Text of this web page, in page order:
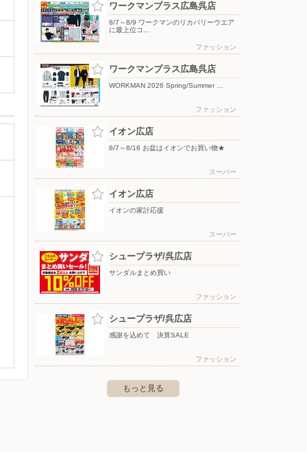
ワークマンプラス広島呉店
8/7～8/9 ワークマンのリカバリーウエア
に最上位コ…
ファッション
ワークマンプラス広島呉店
WORKMAN 2026 Spring/Summer …
ファッション
イオン広店
8/7～8/16 お盆はイオンでお買い物★
スーパー
イオン広店
イオンの家計応援
スーパー
シュープラザ/呉広店
サンダルまとめ買い
ファッション
シュープラザ/呉広店
感謝を込めて 決算SALE
ファッション
もっと見る